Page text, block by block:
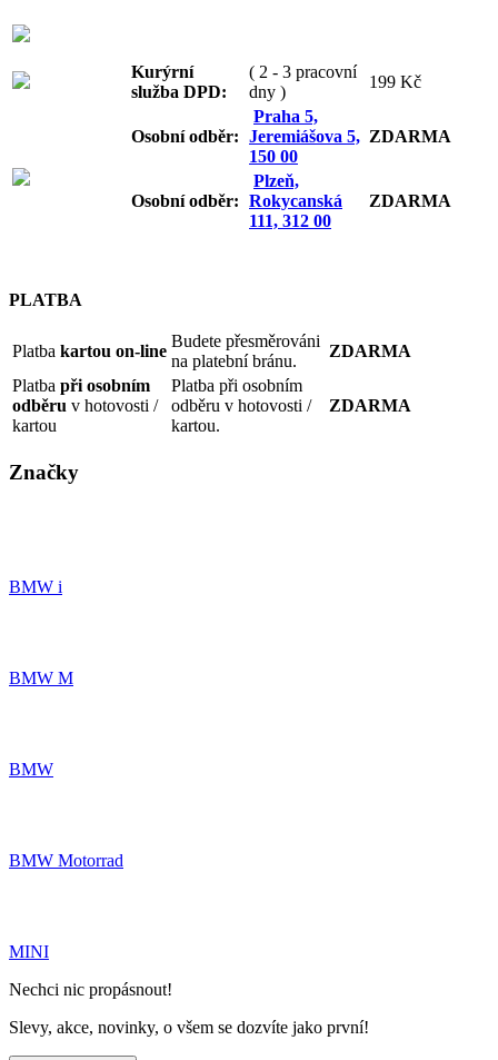
Kurýrní
služba DPD:
( 2 - 3 pracovní
dny )
199 Kč
Osobní odběr:
Praha 5,
Jeremiášova 5,
150 00
ZDARMA
Osobní odběr:
Plzeň,
Rokycanská
111, 312 00
ZDARMA
PLATBA
Platba kartou on-line
Budete přesměrováni
na platební bránu.
ZDARMA
Platba při osobním
odběru v hotovosti /
kartou
Platba při osobním
odběru v hotovosti /
kartou.
ZDARMA
Značky
BMW i
BMW M
BMW
BMW Motorrad
MINI
Nechci nic propásnout!
Slevy, akce, novinky, o všem se dozvíte jako první!